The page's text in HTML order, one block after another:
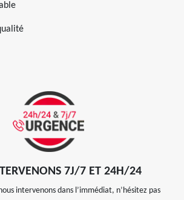
7J/7 ET 24H/24
intervenons dans l’immédiat, n’hésitez pas